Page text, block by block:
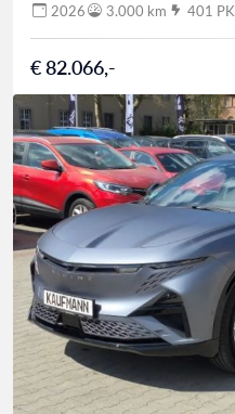
2026 3.000 km 401 PK
€ 82.066,-